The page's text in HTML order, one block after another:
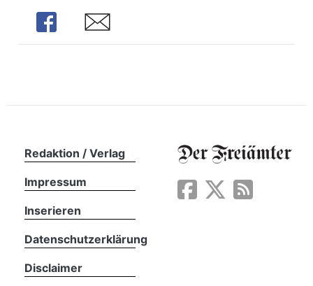
Share Share
Redaktion / Verlag
Impressum
Inserieren
Datenschutzerklärung
Disclaimer